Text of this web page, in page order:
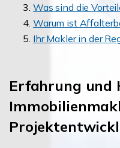
Was sind die
Warum ist
Ihr Makler in der
Erfahrung und